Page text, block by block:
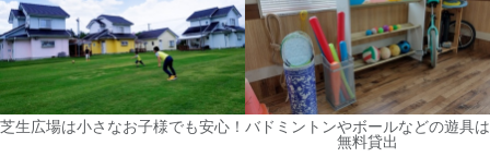
芝生広場は小さなお子様でも安心！ バドミントンやボールなどの遊具は
無料貸出